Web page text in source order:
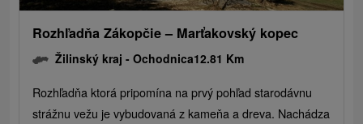
Rozhľadňa Zákopčie – Marťakovský kopec
Žilinský kraj -Ochodnica12.81 Km
Rozhľadňa ktorá pripomína na prvý pohľad starodávnu
strážnu vežu je vybudovaná z kameňa a dreva. Nachádza